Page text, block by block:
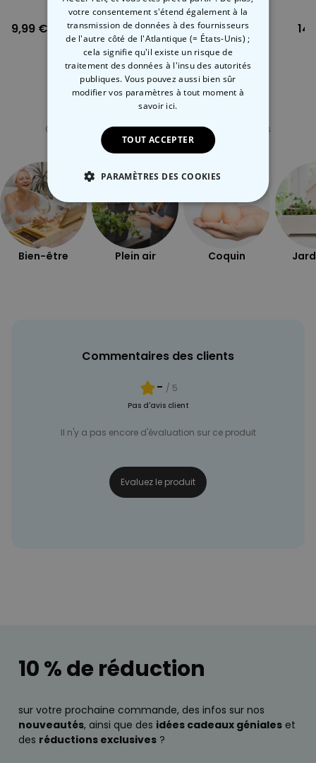
9,99 €
Mieux
6,99 €
Consultez nos autres catégories de cadeux insolites
Bien-être Plein air Coquin
Commentaires des clients
- / 5
Pas d'avis client
Il n'y a pas encore d'évaluation sur ce produit
Evaluez le produit
10 % de réduction
sur votre prochaine commande, des infos sur nos
nouveautés, ainsi que des idées cadeaux géniales et
des réductions exclusives ?
votre consentement s'étend également à la
transmission de données à des fournisseurs
de l'autre côté de l'Atlantique (= États-Unis) ;
cela signifie qu'il existe un risque de
traitement des données à l'insu des autorités
publiques. Vous pouvez aussi bien sûr
modifier vos paramètres à tout moment à
savoir ici.
TOUT ACCEPTER
PARAMÈTRES DES COOKIES
STRICTEMENT NÉCESSAIRE
PERFORMANCE